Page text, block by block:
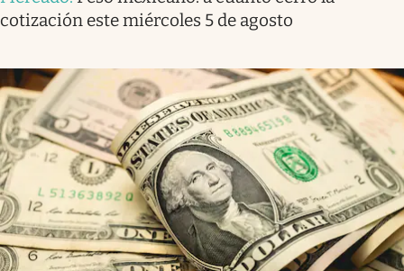
cotización este miércoles 5 de agosto